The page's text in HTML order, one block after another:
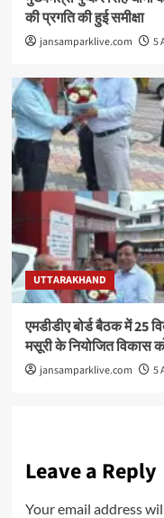
की प्रगति की हुई समीक्षा
jansamparklive.com 5
UTTARAKHAND
एमडीडीए बोर्ड बैठक में 25
मसूरी के नियोजित विकास
jansamparklive.com 5
Leave a Reply
Your email address